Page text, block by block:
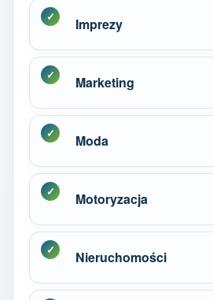
Imprezy
Marketing
Moda
Motoryzacja
Nieruchomości